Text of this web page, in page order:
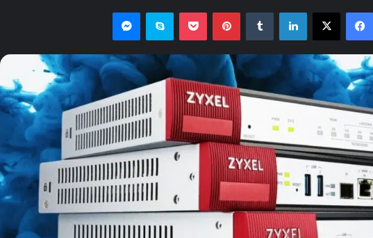
فیسبوک ایکس لینکداین پینتریست پاکت اسکایپ